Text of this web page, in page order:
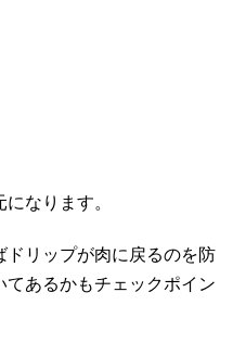
なります。
リップが肉に戻るのを防
あるかもチェックポイン